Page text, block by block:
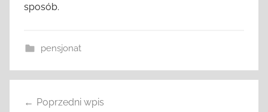
sposób.
pensjonat
Poprzedni wpis